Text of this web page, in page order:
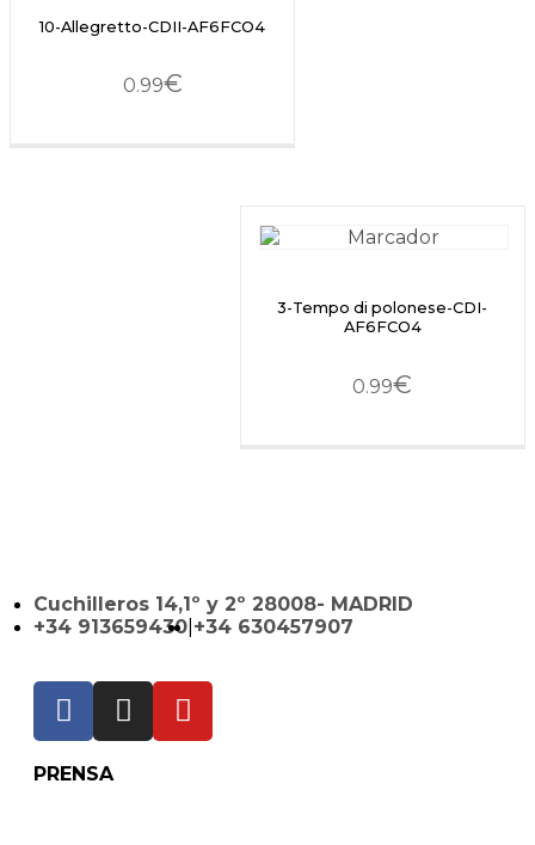
10-Allegretto-CDII-AF6FCO4
0.99€
3-Tempo di polonese-CDI-
AF6FCO4
0.99€
Cuchilleros 14,1º y 2º 28008- MADRID
+34 913659430 +34 630457907
PRENSA